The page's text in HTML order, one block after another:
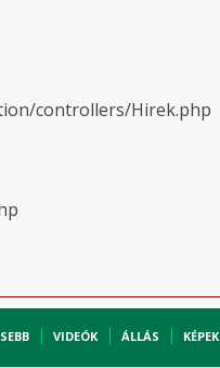
controllers/Hirek.php
VIDEÓK ÁLLÁS KÉPEK